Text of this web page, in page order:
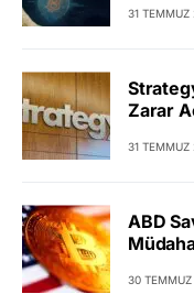
31 TEMMUZ
Zarar
31 TEMMUZ
ABD
30